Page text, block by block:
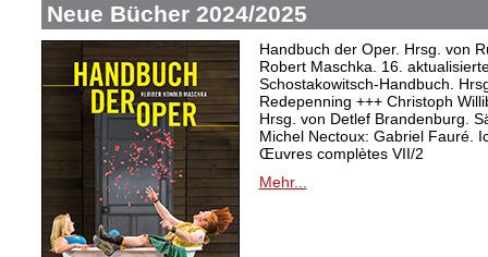
Neue Bücher 2024/2025
Handbuch der Oper. Hrsg. von
Robert Maschka. 16.
Schostakowitsch-Handbuch.
Redepenning +++ Christoph
Hrsg. von Detlef Brandenburg.
Michel Nectoux: Gabriel Fauré.
Œuvres complètes VII/2
Mehr...